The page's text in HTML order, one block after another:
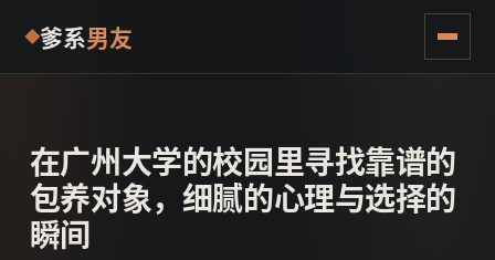
爹系男友
在广州大学的校园里寻找靠谱的
包养对象，细腻的心理与选择的
瞬间